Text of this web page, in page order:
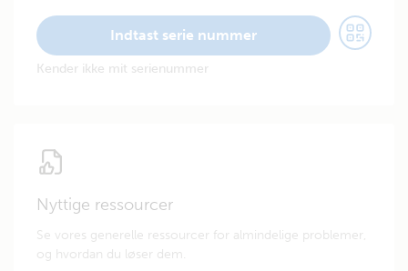
Indtast serie nummer
Kender ikke mit serienummer
Nyttige ressourcer
Se vores generelle ressourcer for almindelige problemer,
og hvordan du løser dem.